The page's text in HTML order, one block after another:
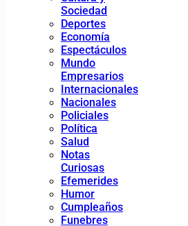
Sociedad
Deportes
Economía
Espectáculos
Mundo
Empresarios
Internacionales
Nacionales
Policiales
Política
Salud
Notas
Curiosas
Efemerides
Humor
Cumpleaños
Funebres